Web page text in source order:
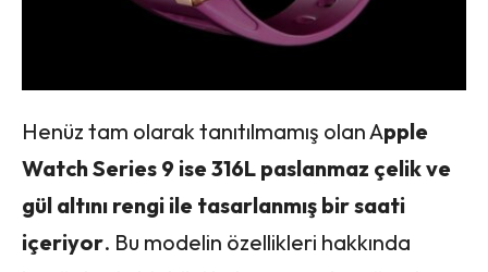
Henüz tam olarak tanıtılmamış olan Apple
Watch Series 9 ise 316L paslanmaz çelik ve
gül altını rengi ile tasarlanmış bir saati
içeriyor. Bu modelin özellikleri hakkında